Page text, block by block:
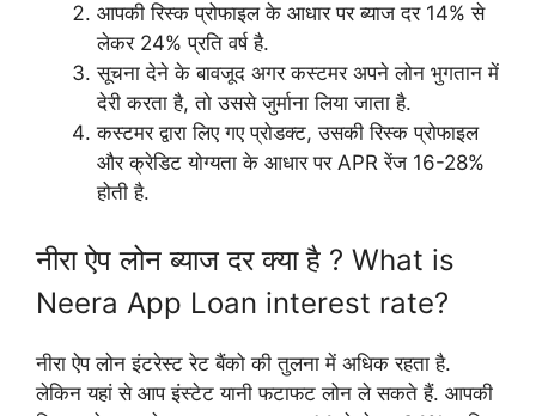
आपकी रिस्क प्रोफाइल के आधार पर ब्याज दर 14% से
लेकर 24% प्रति वर्ष है.
सूचना देने के बावजूद अगर कस्टमर अपने लोन भुगतान में
देरी करता है, तो उससे जुर्माना लिया जाता है.
कस्टमर द्वारा लिए गए प्रोडक्ट, उसकी रिस्क प्रोफाइल
और क्रेडिट योग्यता के आधार पर APR रेंज 16-28%
होती है.
नीरा ऐप लोन ब्याज दर क्या है ? What is
Neera App Loan interest rate?
नीरा ऐप लोन इंटरेस्ट रेट बैंको की तुलना में अधिक रहता है.
लेकिन यहां से आप इंस्टेट यानी फटाफट लोन ले सकते हैं. आपकी